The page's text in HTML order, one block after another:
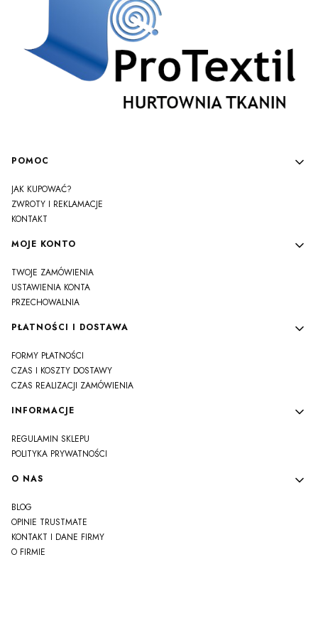
Linki w stopce
POMOC
JAK KUPOWAĆ?
ZWROTY I REKLAMACJE
KONTAKT
MOJE KONTO
TWOJE ZAMÓWIENIA
USTAWIENIA KONTA
PRZECHOWALNIA
PŁATNOŚCI I DOSTAWA
FORMY PŁATNOŚCI
CZAS I KOSZTY DOSTAWY
CZAS REALIZACJI ZAMÓWIENIA
INFORMACJE
REGULAMIN SKLEPU
POLITYKA PRYWATNOŚCI
O NAS
BLOG
OPINIE TRUSTMATE
KONTAKT I DANE FIRMY
O FIRMIE